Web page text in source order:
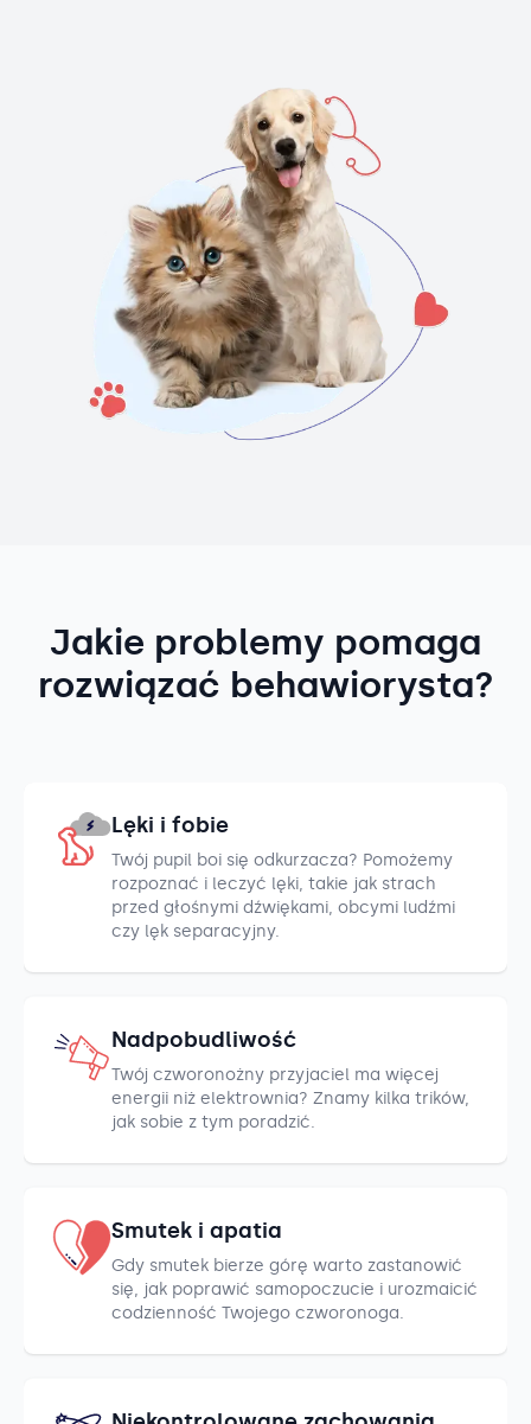
Jakie problemy pomaga
rozwiązać behawiorysta?
Lęki i fobie
Twój pupil boi się odkurzacza? Pomożemy
rozpoznać i leczyć lęki, takie jak strach
przed głośnymi dźwiękami, obcymi ludźmi
czy lęk separacyjny.
Nadpobudliwość
Twój czworonożny przyjaciel ma więcej
energii niż elektrownia? Znamy kilka trików,
jak sobie z tym poradzić.
Smutek i apatia
Gdy smutek bierze górę warto zastanowić
się, jak poprawić samopoczucie i urozmaicić
codzienność Twojego czworonoga.